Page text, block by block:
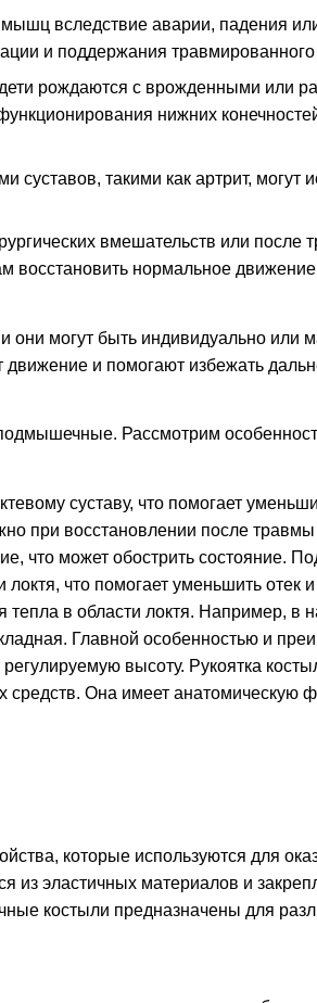
вследствие аварии, падения
и поддержания травмированного
рождаются с врожденными или
нижних
суставов, такими как артрит, могут
вмешательств или после
восстановить нормальное
могут быть индивидуально или
движение и помогают избежать
Рассмотрим
суставу, что помогает
при восстановлении после травмы
что может обострить состояние.
локтя, что помогает уменьшить
тепла в области локтя. Например, в
. Главной особенностью и
высоту. Рукоятка
средств. Она имеет
которые используются для
из эластичных материалов и
костыли предназначены для